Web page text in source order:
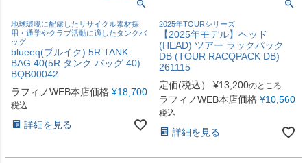
地球環境に配慮したリサイクル素材採
用・通学やクラブ活動に適したタンクバ
ッグ
blueeq(ブルイク) 5R TANK
BAG 40(5R タンク バッグ 40)
BQB00042
ラフィノWEB本店価格 ¥18,700
税込
詳細を見る
2025年TOURシリーズ
【2025年モデル】ヘッド
(HEAD) ツアー ラックパック
DB (TOUR RACQPACK DB)
261115
定価(税込）
¥13,200のところ
ラフィノWEB本店価格 ¥10,560
税込
詳細を見る